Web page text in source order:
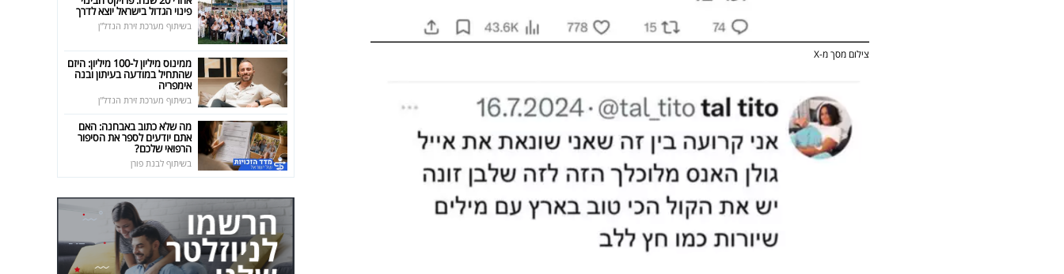
צילום מסך מ-X
פינוי הגדול בישראל יוצא לדרך
בשיתוף מערכת זירת הנדל"ן
ממינוס מיליון ל-100 מיליון: היזם
שהתחיל במודעה בעיתון ובנה
אימפריה
בשיתוף מערכת זירת הנדל"ן
מה שלא כתוב באבחנה: האם
אתם יודעים לספר את הסיפור
הרפואי שלכם?
בשיתוף לבנת פורן